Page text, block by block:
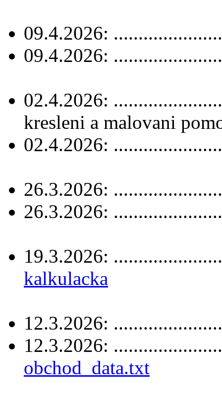
09.4.2026:
09.4.2026:
02.4.2026:
kresleni a malovani
02.4.2026:
26.3.2026:
26.3.2026:
19.3.2026:
kalkulacka
12.3.2026:
12.3.2026:
obchod_data.txt